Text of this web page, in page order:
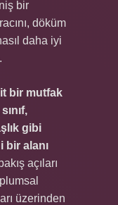
bir
döküm
daha iyi
bir mutfak
gibi
bir alanı
açıları
üzerinden